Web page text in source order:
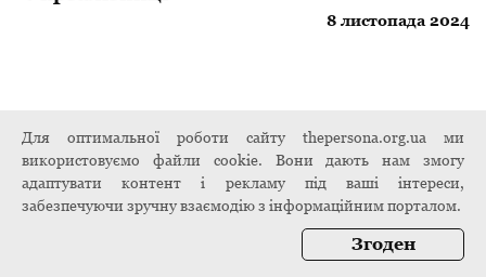
8 листопада 2024
Для оптимальної роботи сайту thepersona.org.ua ми
використовуємо файли cookie. Вони дають нам змогу
адаптувати контент і рекламу під ваші інтереси,
забезпечуючи зручну взаємодію з інформаційним порталом.
Згоден